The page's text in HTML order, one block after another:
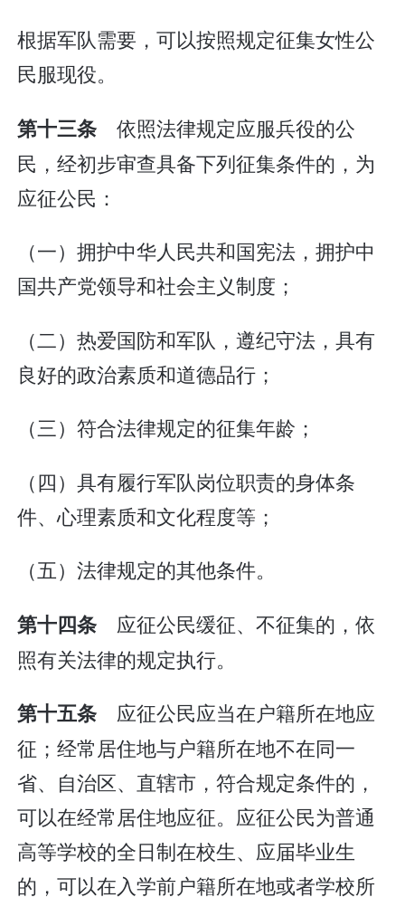
根据军队需要，可以按照规定征集女性公
民服现役。
第十三条 依照法律规定应服兵役的公
民，经初步审查具备下列征集条件的，为
应征公民：
（一）拥护中华人民共和国宪法，拥护中
国共产党领导和社会主义制度；
（二）热爱国防和军队，遵纪守法，具有
良好的政治素质和道德品行；
（三）符合法律规定的征集年龄；
（四）具有履行军队岗位职责的身体条
件、心理素质和文化程度等；
（五）法律规定的其他条件。
第十四条 应征公民缓征、不征集的，依
照有关法律的规定执行。
第十五条 应征公民应当在户籍所在地应
征；经常居住地与户籍所在地不在同一
省、自治区、直辖市，符合规定条件的，
可以在经常居住地应征。应征公民为普通
高等学校的全日制在校生、应届毕业生
的，可以在入学前户籍所在地或者学校所